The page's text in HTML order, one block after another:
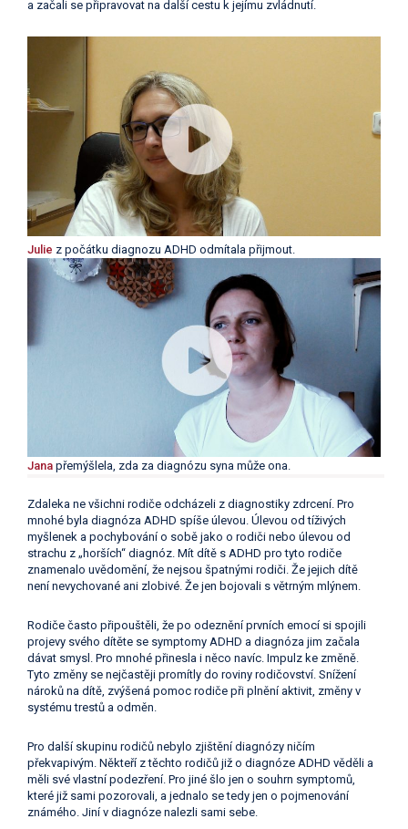
a začali se připravovat na další cestu k jejímu zvládnutí.
Julie z počátku diagnozu ADHD odmítala přijmout.
Jana přemýšlela, zda za diagnózu syna může ona.
Zdaleka ne všichni rodiče odcházeli z diagnostiky zdrcení. Pro
mnohé byla diagnóza ADHD spíše úlevou. Úlevou od tíživých
myšlenek a pochybování o sobě jako o rodiči nebo úlevou od
strachu z „horších“ diagnóz. Mít dítě s ADHD pro tyto rodiče
znamenalo uvědomění, že nejsou špatnými rodiči. Že jejich dítě
není nevychované ani zlobivé. Že jen bojovali s větrným mlýnem.
Rodiče často připouštěli, že po odeznění prvních emocí si spojili
projevy svého dítěte se symptomy ADHD a diagnóza jim začala
dávat smysl. Pro mnohé přinesla i něco navíc. Impulz ke změně.
Tyto změny se nejčastěji promítly do roviny rodičovství. Snížení
nároků na dítě, zvýšená pomoc rodiče při plnění aktivit, změny v
systému trestů a odměn.
Pro další skupinu rodičů nebylo zjištění diagnózy ničím
překvapivým. Někteří z těchto rodičů již o diagnóze ADHD věděli a
měli své vlastní podezření. Pro jiné šlo jen o souhrn symptomů,
které již sami pozorovali, a jednalo se tedy jen o pojmenování
známého. Jiní v diagnóze nalezli sami sebe.